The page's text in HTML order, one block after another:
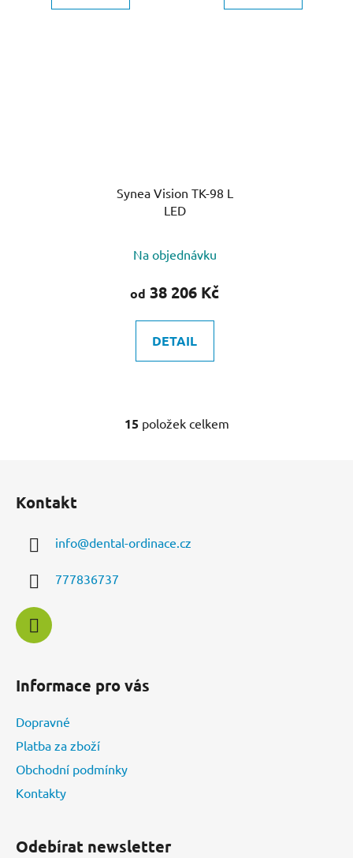
Synea Vision TK-98 L
LED
Na objednávku
od 38 206 Kč
DETAIL
O
í
15položek celkem
Kontakt
info@dental-ordinace.cz
777836737
Informace pro vás
Dopravné
Platba za zboží
Obchodní podmínky
Kontakty
Odebírat newsletter